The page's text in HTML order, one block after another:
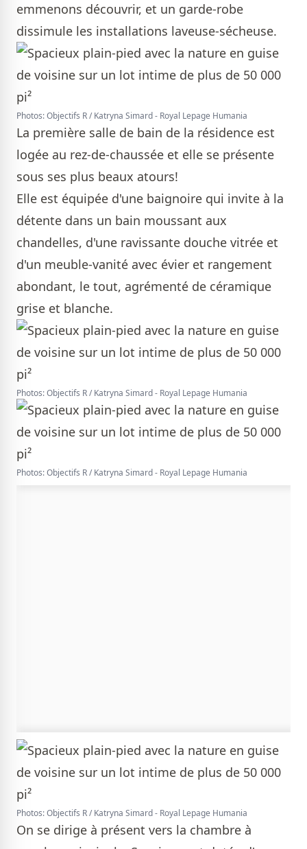
emmenons découvrir, et un garde-robe
dissimule les installations laveuse-sécheuse.
Photos: Objectifs R / Katryna Simard - Royal Lepage Humania
La première salle de bain de la résidence est
logée au rez-de-chaussée et elle se présente
sous ses plus beaux atours!
Elle est équipée d'une baignoire qui invite à la
détente dans un bain moussant aux
chandelles, d'une ravissante douche vitrée et
d'un meuble-vanité avec évier et rangement
abondant, le tout, agrémenté de céramique
grise et blanche.
Photos: Objectifs R / Katryna Simard - Royal Lepage Humania
Photos: Objectifs R / Katryna Simard - Royal Lepage Humania
Photos: Objectifs R / Katryna Simard - Royal Lepage Humania
On se dirige à présent vers la chambre à